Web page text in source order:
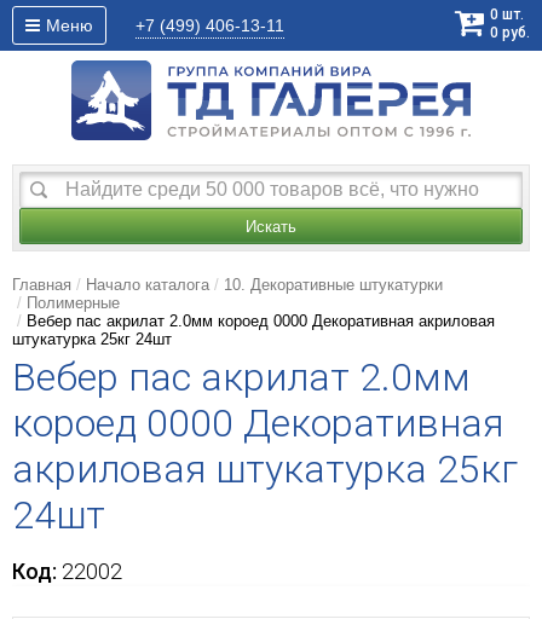
Меню +7 (499) 406-13-11
0 шт.
0 руб.
Искать
Главная Начало каталога
10. Декоративные штукатурки
Полимерные
Вебер пас акрилат 2.0мм короед 0000 Декоративная акриловая
штукатурка 25кг 24шт
Вебер пас акрилат 2.0мм
короед 0000 Декоративная
акриловая штукатурка 25кг
24шт
Код: 22002